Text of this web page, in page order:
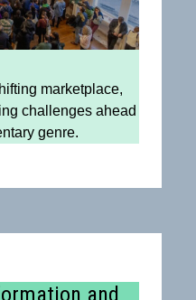
marketplace,
challenges ahead
genre.
and